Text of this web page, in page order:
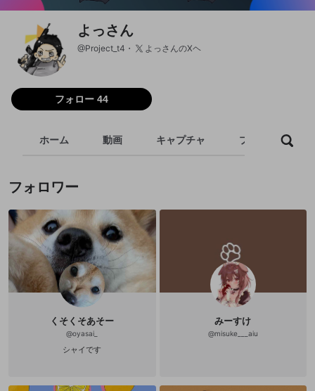
よっさん
@Project_t4 よっさんのXヘ
フォロー 44
ホーム 動画 キャプチャ プレイリスト
フォロワー
くそくそあそー
@oyasai_
シャイです
みーすけ
@misuke___aiu